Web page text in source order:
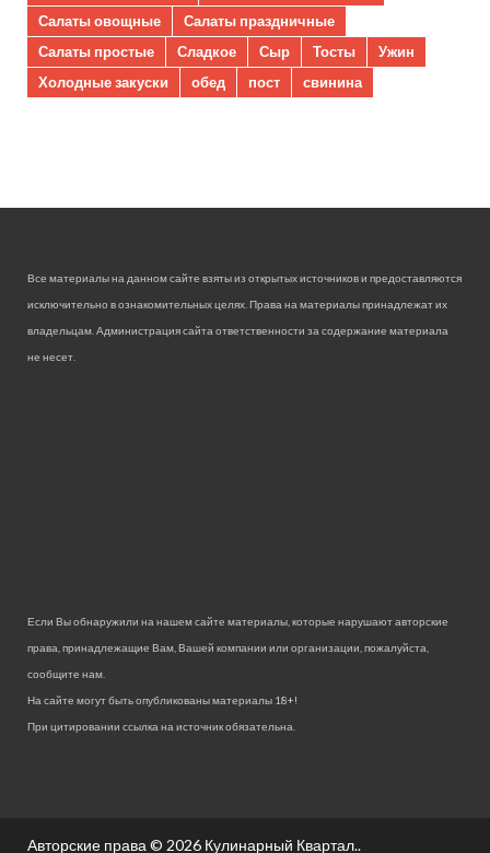
Салаты овощные
Салаты праздничные
Салаты простые
Сладкое Сыр Тосты
Ужин
Холодные закуски
обед пост свинина
Все материалы на данном сайте взяты из открытых источников и предоставляются
исключительно в ознакомительных целях. Права на материалы принадлежат их
владельцам. Администрация сайта ответственности за содержание материала
не несет.
Если Вы обнаружили на нашем сайте материалы, которые нарушают авторские
права, принадлежащие Вам, Вашей компании или организации, пожалуйста,
сообщите нам.
На сайте могут быть опубликованы материалы 18+!
При цитировании ссылка на источник обязательна.
Авторские права © 2026 Кулинарный Квартал..